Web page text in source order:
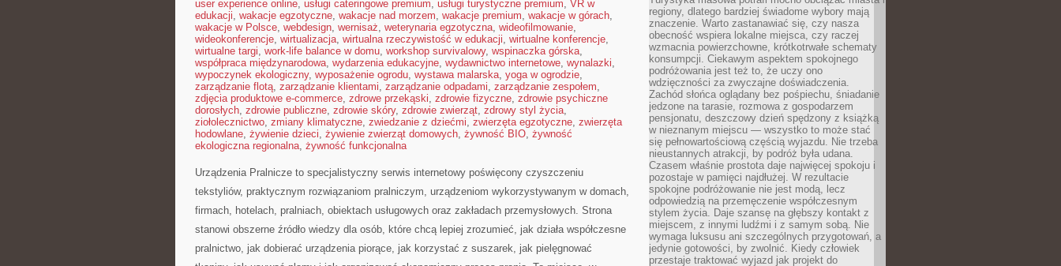
user experience online, usługi cateringowe premium, usługi turystyczne premium, VR w
edukacji, wakacje egzotyczne, wakacje nad morzem, wakacje premium, wakacje w górach,
wakacje w Polsce, webdesign, wernisaż, weterynaria egzotyczna, wideofilmowanie,
wideokonferencje, wirtualizacja, wirtualna rzeczywistość w edukacji, wirtualne konferencje,
wirtualne targi, work-life balance w domu, workshop survivalowy, wspinaczka górska,
współpraca międzynarodowa, wydarzenia edukacyjne, wydawnictwo internetowe, wynalazki,
wypoczynek ekologiczny, wyposażenie ogrodu, wystawa malarska, yoga w ogrodzie,
zarządzanie flotą, zarządzanie klientami, zarządzanie odpadami, zarządzanie zespołem,
zdjęcia produktowe e-commerce, zdrowe przekąski, zdrowie fizyczne, zdrowie psychiczne
dorosłych, zdrowie publiczne, zdrowie skóry, zdrowie zwierząt, zdrowy styl życia,
ziołolecznictwo, zmiany klimatyczne, zwiedzanie z dziećmi, zwierzęta egzotyczne, zwierzęta
hodowlane, żywienie dzieci, żywienie zwierząt domowych, żywność BIO, żywność
ekologiczna regionalna, żywność funkcjonalna
Urządzenia Pralnicze to specjalistyczny serwis internetowy poświęcony czyszczeniu
tekstyliów, praktycznym rozwiązaniom pralniczym, urządzeniom wykorzystywanym w domach,
firmach, hotelach, pralniach, obiektach usługowych oraz zakładach przemysłowych. Strona
stanowi obszerne źródło wiedzy dla osób, które chcą lepiej zrozumieć, jak działa współczesne
pralnictwo, jak dobierać urządzenia piorące, jak korzystać z suszarek, jak pielęgnować
regiony, dlatego bardziej świadome wybory mają
znaczenie. Warto zastanawiać się, czy nasza
obecność wspiera lokalne miejsca, czy raczej
wzmacnia powierzchowne, krótkotrwałe schematy
konsumpcji. Ciekawym aspektem spokojnego
podróżowania jest też to, że uczy ono
wdzięczności za zwyczajne doświadczenia.
Zachód słońca oglądany bez pośpiechu, śniadanie
jedzone na tarasie, rozmowa z gospodarzem
pensjonatu, deszczowy dzień spędzony z książką
w nieznanym miejscu — wszystko to może stać
się pełnowartościową częścią wyjazdu. Nie trzeba
nieustannych atrakcji, by podróż była udana.
Czasem właśnie prostota daje najwięcej spokoju i
pozostaje w pamięci najdłużej. W rezultacie
spokojne podróżowanie nie jest modą, lecz
odpowiedzią na przemęczenie współczesnym
stylem życia. Daje szansę na głębszy kontakt z
miejscem, z innymi ludźmi i z samym sobą. Nie
wymaga luksusu ani szczególnych przygotowań, a
jedynie gotowości, by zwolnić. Kiedy człowiek
przestaje traktować wyjazd jak projekt do